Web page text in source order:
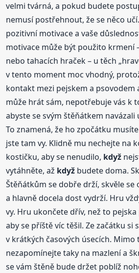
velmi tvárná, a pokud budete
nemusí postřehnout, že se něco
pozitivní motivace a vaše
motivace může být použito krmení
nebo tahacích hraček – u těch
v tento moment moc vhodný,
kontakt mezi pejskem a psovodem
může hrát sám, nepotřebuje vás k
abyste se svým štěňátkem navázali
To znamená, že ho zpočátku
jste tam vy. Klidně mu nechejte na
kostičku, aby se nenudilo, když
vytáhněte, až když budete doma.
Štěňátkům se dobře drží, skvěle se
a hlavně docela dost vydrží. Hru
vy. Hru ukončete dřív, než to
aby se příště víc těšil. Ze začátku si
v krátkých časových úsecích. Mimo
nezapomínejte taky na mazlení a
se vám štěně bude držet poblíž